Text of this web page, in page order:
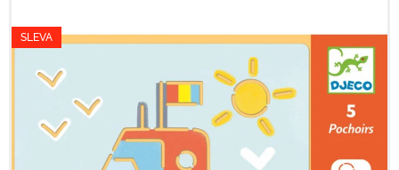
SLEVA